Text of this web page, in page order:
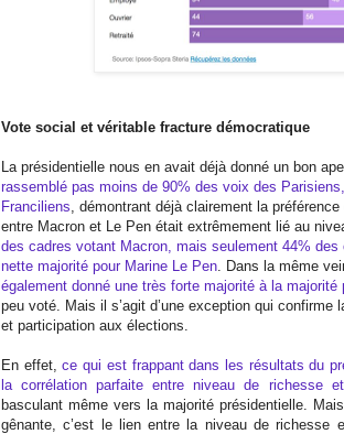
Vote social et véritable fracture démocratique
La présidentielle nous en avait déjà donné un bon
rassemblé pas moins de 90% des voix des
Franciliens , démontrant déjà clairement la
entre Macron et Le Pen était extrêmement lié au
des cadres votant Macron, mais seulement 44%
nette majorité pour Marine Le Pen . Dans la même
également donné une très forte majorité à la majorité
peu voté. Mais il s’agit d’une exception qui confirme
et participation aux élections.
En effet,ce qui est frappant dans les résultats du
la corrélation parfaite entre niveau de richesse
basculant même vers la majorité présidentielle.
gênante, c’est le lien entre la niveau de richesse